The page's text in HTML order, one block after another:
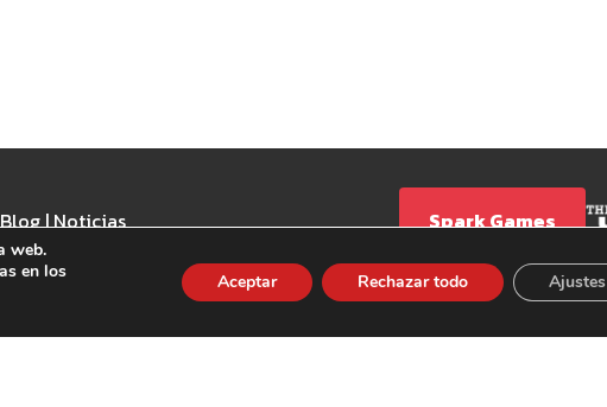
Blog | Noticias Spark Games
web.
en los
Aceptar Rechazar todo Ajustes